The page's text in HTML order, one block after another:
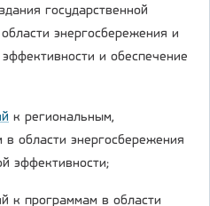
государственной
энергосбережения и
и обеспечение
к региональным,
области энергосбережения
эффективности;
к программам в области